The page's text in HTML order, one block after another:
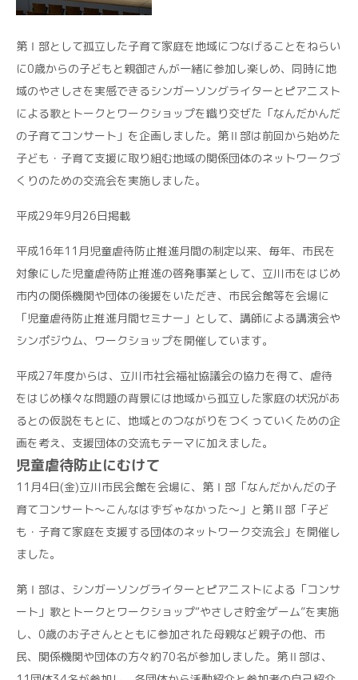
第Ⅰ部として孤立した子育て家庭を地域につなげることをねらい
に0歳からの子どもと親御さんが一緒に参加し楽しめ、同時に地
域のやさしさを実感できるシンガーソングライターとピアニスト
による歌とトークとワークショップを織り交ぜた「なんだかんだ
の子育てコンサート」を企画しました。第Ⅱ部は前回から始めた
子ども・子育て支援に取り組む地域の関係団体のネットワークづ
くりのための交流会を実施しました。
平成29年9月26日掲載
平成16年11月児童虐待防止推進月間の制定以来、毎年、市民を
対象にした児童虐待防止推進の啓発事業として、立川市をはじめ
市内の関係機関や団体の後援をいただき、市民会館等を会場に
「児童虐待防止推進月間セミナー」として、講師による講演会や
シンポジウム、ワークショップを開催しています。
平成27年度からは、立川市社会福祉協議会の協力を得て、虐待
をはじめ様々な問題の背景には地域から孤立した家庭の状況があ
るとの仮説をもとに、地域とのつながりをつくっていくための企
画を考え、支援団体の交流もテーマに加えました。
児童虐待防止にむけて
11月4日(金)立川市民会館を会場に、第Ⅰ部「なんだかんだの子
育てコンサート～こんなはずぢゃなかった～」と第Ⅱ部「子ど
も・子育て家庭を支援する団体のネットワーク交流会」を開催し
ました。
第Ⅰ部は、シンガーソングライターとピアニストによる「コンサ
ート」歌とトークとワークショップ“やさしさ貯金ゲーム”を実施
し、0歳のお子さんとともに参加された母親など親子の他、市
民、関係機関や団体の方々約70名が参加しました。第Ⅱ部は、